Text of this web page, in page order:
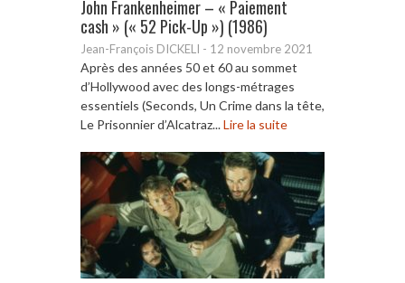
John Frankenheimer – « Paiement
cash » (« 52 Pick-Up ») (1986)
Jean-François DICKELI - 12 novembre 2021
Après des années 50 et 60 au sommet
d’Hollywood avec des longs-métrages
essentiels (Seconds, Un Crime dans la tête,
Le Prisonnier d’Alcatraz...Lire la suite